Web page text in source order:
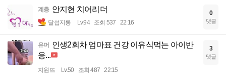
계층 안지현 치어리더
달섭지롱 Lv.94 조회 537 22:16
0
댓글
유머 인생2회차 엄마표 건강 이유식먹는 아이반
응...
지원뜨 Lv.50 조회 487 22:15
3
댓글